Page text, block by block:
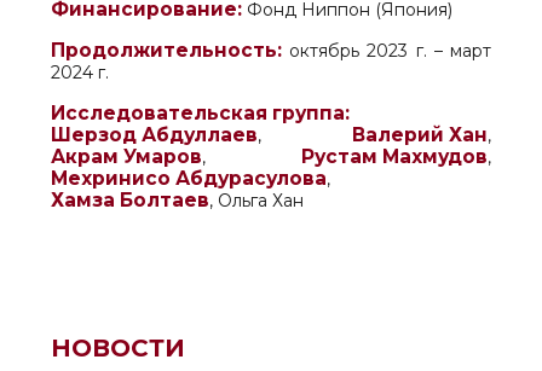
Финансирование: Фонд Ниппон (Япония)
Продолжительность: октябрь 2023 г. – март
2024 г.
Исследовательская группа:
Шерзод Абдуллаев, Валерий Хан,
Акрам Умаров, Рустам Махмудов,
Мехринисо Абдурасулова,
Хамза Болтаев, Ольга Хан
НОВОСТИ